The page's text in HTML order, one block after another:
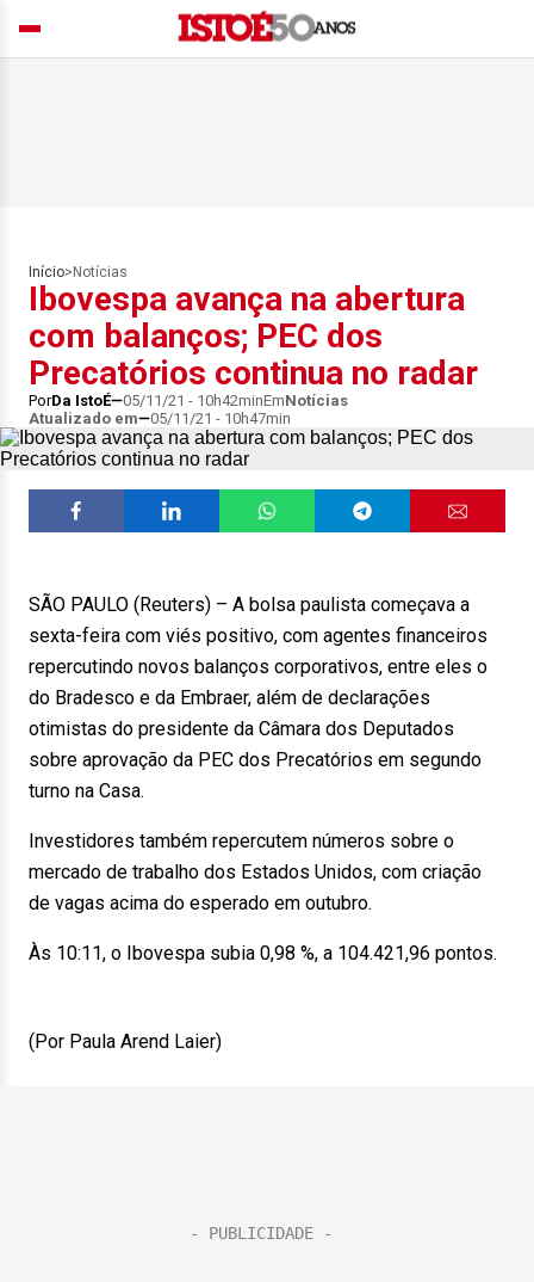
Início> Notícias
Ibovespa avança na abertura
com balanços; PEC dos
Precatórios continua no radar
PorDa IstoÉ 05/11/21 - 10h42minEmNotícias
Atualizado em
05/11/21 - 10h47min
SÃO PAULO (Reuters) – A bolsa paulista começava a
sexta-feira com viés positivo, com agentes financeiros
repercutindo novos balanços corporativos, entre eles o
do Bradesco e da Embraer, além de declarações
otimistas do presidente da Câmara dos Deputados
sobre aprovação da PEC dos Precatórios em segundo
turno na Casa.
Investidores também repercutem números sobre o
mercado de trabalho dos Estados Unidos, com criação
de vagas acima do esperado em outubro.
Às 10:11, o Ibovespa subia 0,98 %, a 104.421,96 pontos.
(Por Paula Arend Laier)